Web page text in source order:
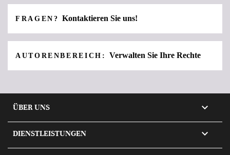
FRAGEN?Kontaktieren Sie uns!
AUTORENBEREICH:Verwalten Sie Ihre Rechte
ÜBER UNS 
DIENSTLEISTUNGEN 